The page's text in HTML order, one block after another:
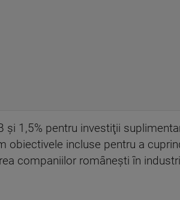
şi 1,5% pentru investiţii
obiectivele incluse pentru a
companiilor româneşti în